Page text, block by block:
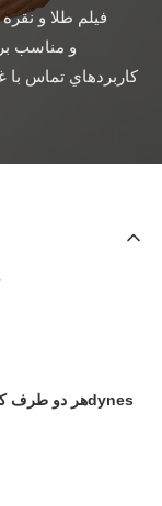
هر دو طرف کرونا تحت درمان، بیش از 42dynes